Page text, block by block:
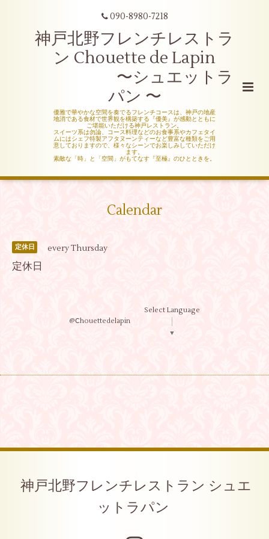
090-8980-7218
神戸北野フレンチレストラ
ン Chouette de Lapin
〜シュエットラ
パン 〜
優雅で華やかな空間を奏でるフレンチコースは、神戸の地産
地消である食材で世界観を構築する『優美』が感動とともに
ご堪能いただける神戸レストラン。
スイーツ系は勿論、コース料理などのお食事系やカフェタイ
ムにはシェフ特製アフタヌーンティーなど豊富な種類をご用
意しておりますので、様々なシーンでお楽しみしていただけ
ます。
素敵な「時」と「空間」がもてなす『至極』のひとときを。
Calendar
定休日 every Thursday
定休日
@Ⅽhouettedelapin
Select Language
▼
神戸北野フレンチレストラン シュエ
ットラパン